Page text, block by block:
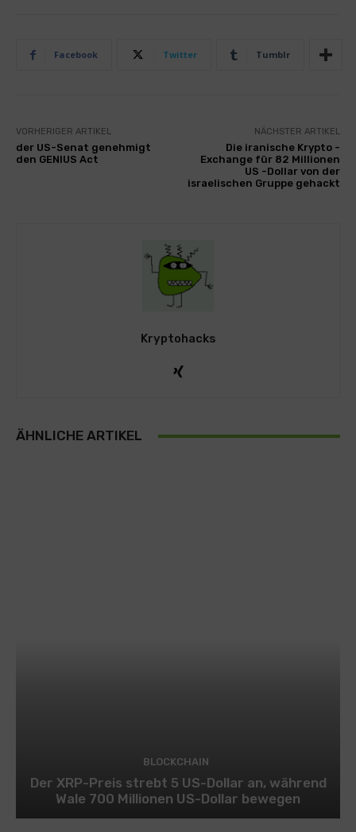
Facebook Twitter Tumblr
VORHERIGER ARTIKEL
der US-Senat genehmigt
den GENIUS Act
NÄCHSTER ARTIKEL
Die iranische Krypto -
Exchange für 82 Millionen
US -Dollar von der
israelischen Gruppe gehackt
Kryptohacks
ÄHNLICHE ARTIKEL
BLOCKCHAIN
Der XRP-Preis strebt 5 US-Dollar an, während
Wale 700 Millionen US-Dollar bewegen